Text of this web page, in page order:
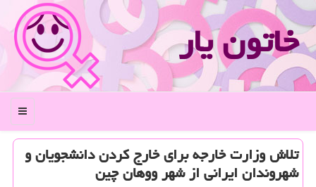
خاتون یار
منو
تلاش وزارت خارجه برای خارج كردن دانشجویان و
شهروندان ایرانی از شهر ووهان چین